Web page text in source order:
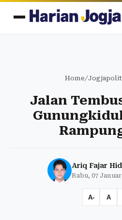
Home/
Jalan
Ariq Fajar
Rabu, 07
A- A